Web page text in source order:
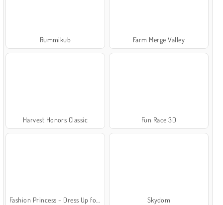
Rummikub Farm Merge Valley
Harvest Honors Classic Fun Race 3D
Fashion Princess - Dress Up for Girls Skydom